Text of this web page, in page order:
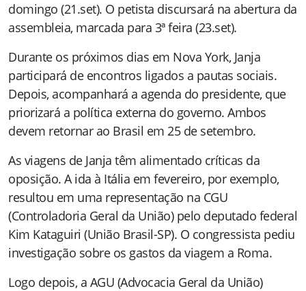
domingo (21.set). O petista discursará na abertura da
assembleia, marcada para 3ª feira (23.set).
Durante os próximos dias em Nova York, Janja
participará de encontros ligados a pautas sociais.
Depois, acompanhará a agenda do presidente, que
priorizará a política externa do governo. Ambos
devem retornar ao Brasil em 25 de setembro.
As viagens de Janja têm alimentado críticas da
oposição. A ida à Itália em fevereiro, por exemplo,
resultou em uma representação na CGU
(Controladoria Geral da União) pelo deputado federal
Kim Kataguiri (União Brasil-SP). O congressista pediu
investigação sobre os gastos da viagem a Roma.
Logo depois, a AGU (Advocacia Geral da União)